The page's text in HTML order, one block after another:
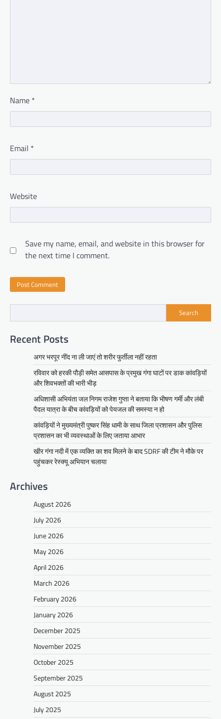
Name *
Email *
Website
Save my name, email, and website in this browser for
the next time I comment.
Search
Recent Posts
अगर भरपूर नींद ना ली जाएं तो शरीर फुर्तीला नहीं रहता
रविवार को हरकी पौड़ी समेत आसपास के प्रमुख गंगा घाटों पर डाक कांवड़ियों
और शिवभक्तों की भारी भीड़
अधिशासी अभियंता जल निगम राजेश गुप्ता ने बताया कि भीषण गर्मी और लंबी
पैदल यात्रा के बीच कांवड़ियों को पेयजल की समस्या न हो
कांवड़ियों ने मुख्यमंत्री पुष्कर सिंह धामी के साथ जिला प्रशासन और पुलिस
प्रशासन का भी व्यवस्थाओं के लिए जताया आभार
खीर गंगा नदी में एक व्यक्ति का शव मिलने के बाद SDRF की टीम ने मौके पर
पहुंचकर रेस्क्यू अभियान चलाया
Archives
August 2026
July 2026
June 2026
May 2026
April 2026
March 2026
February 2026
January 2026
December 2025
November 2025
October 2025
September 2025
August 2025
July 2025